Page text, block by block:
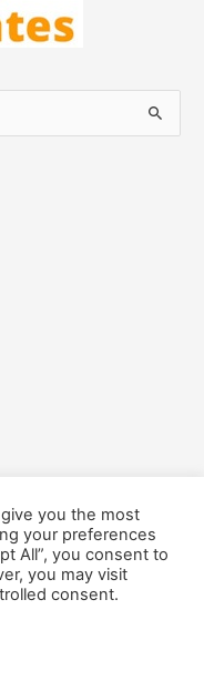
you the most
your preferences
All”, you consent to
you may visit
consent.